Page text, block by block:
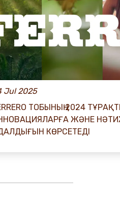
Jul 2025
ТОБЫНЫҢ 2024
ЖӘНЕ
КӨРСЕТЕДІ